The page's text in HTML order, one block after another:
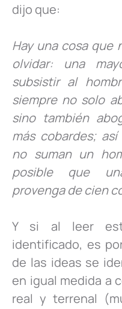
dijo que:
Hay una cosa que
olvidar: una
subsistir al
siempre no solo
sino también
más cobardes;
no suman un
posible que
provenga de cien
Y si al leer
identificado, es
de las ideas se
en igual medida a
real y terrenal